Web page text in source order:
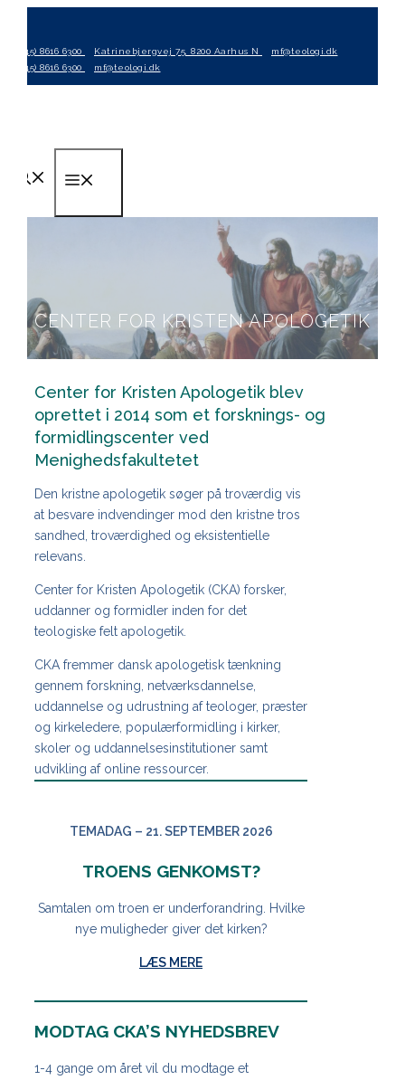
indhold
(+45) 8616 6300 Katrinebjergvej 75, 8200 Aarhus N
mf@teologi.dk
(+45) 8616 6300
mf@teologi.dk
CENTER FOR KRISTEN APOLOGETIK
Center for Kristen Apologetik blev
oprettet i 2014 som et forsknings- og
formidlingscenter ved
Menighedsfakultetet
Den kristne apologetik søger på troværdig vis
at besvare indvendinger mod den kristne tros
sandhed, troværdighed og eksistentielle
relevans.
Center for Kristen Apologetik (CKA) forsker,
uddanner og formidler inden for det
teologiske felt apologetik.
CKA fremmer dansk apologetisk tænkning
gennem forskning, netværksdannelse,
uddannelse og udrustning af teologer, præster
og kirkeledere, populærformidling i kirker,
skoler og uddannelsesinstitutioner samt
udvikling af online ressourcer.
TEMADAG – 21. SEPTEMBER 2026
TROENS GENKOMST?
Samtalen om troen er underforandring. Hvilke
nye muligheder giver det kirken?
LÆS MERE
MODTAG CKA’S NYHEDSBREV
1-4 gange om året vil du modtage et